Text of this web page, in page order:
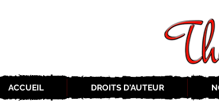
ACCUEIL DROITS D'AUTEUR